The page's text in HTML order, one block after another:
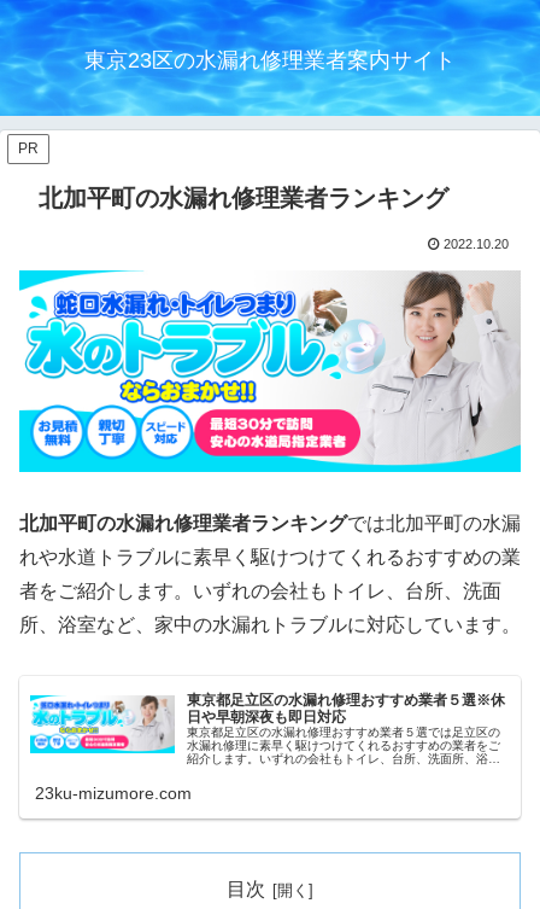
東京23区の水漏れ修理業者案内サイト
PR
北加平町の水漏れ修理業者ランキング
2022.10.20
北加平町の水漏れ修理業者ランキングでは北加平町の水漏
れや水道トラブルに素早く駆けつけてくれるおすすめの業
者をご紹介します。いずれの会社もトイレ、台所、洗面
所、浴室など、家中の水漏れトラブルに対応しています。
東京都足立区の水漏れ修理おすすめ業者５選※休
日や早朝深夜も即日対応
東京都足立区の水漏れ修理おすすめ業者５選では足立区の
水漏れ修理に素早く駆けつけてくれるおすすめの業者をご
紹介します。いずれの会社もトイレ、台所、洗面所、浴室
23ku-mizumore.com
目次